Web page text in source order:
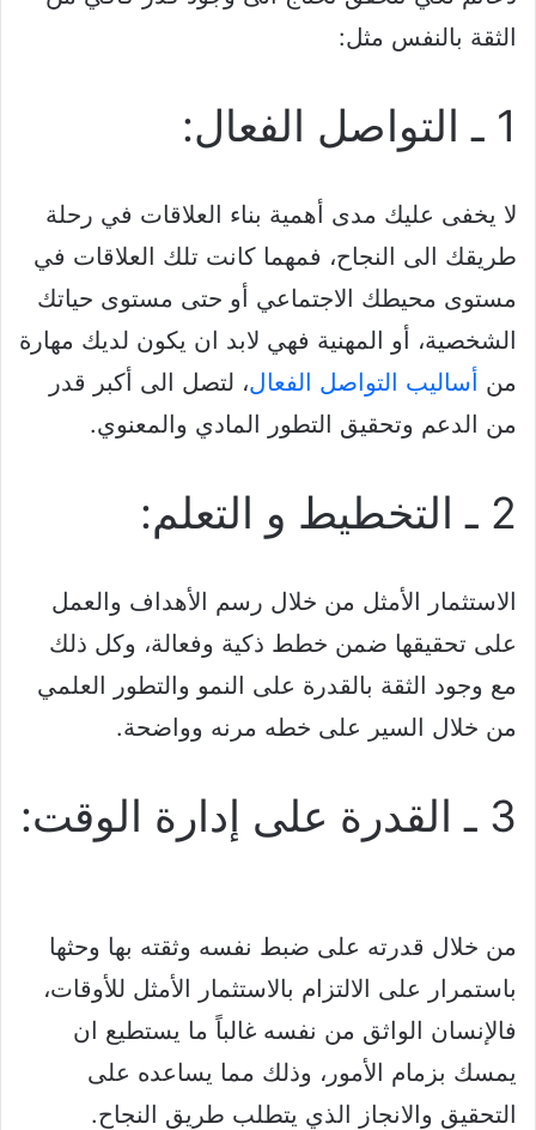
الثقة بالنفس مثل:
1 ـ التواصل الفعال:
لا يخفى عليك مدى أهمية بناء العلاقات في رحلة
طريقك الى النجاح، فمهما كانت تلك العلاقات في
مستوى محيطك الاجتماعي أو حتى مستوى حياتك
الشخصية، أو المهنية فهي لابد ان يكون لديك مهارة
من أساليب التواصل الفعال، لتصل الى أكبر قدر
من الدعم وتحقيق التطور المادي والمعنوي.
2 ـ التخطيط و التعلم:
الاستثمار الأمثل من خلال رسم الأهداف والعمل
على تحقيقها ضمن خطط ذكية وفعالة، وكل ذلك
مع وجود الثقة بالقدرة على النمو والتطور العلمي
من خلال السير على خطه مرنه وواضحة.
3 ـ القدرة على إدارة الوقت:
من خلال قدرته على ضبط نفسه وثقته بها وحثها
باستمرار على الالتزام بالاستثمار الأمثل للأوقات،
فالإنسان الواثق من نفسه غالباً ما يستطيع ان
يمسك بزمام الأمور، وذلك مما يساعده على
التحقيق والانجاز الذي يتطلب طريق النجاح.